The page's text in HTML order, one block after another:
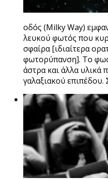
οδός (Milky Way)
λευκού φωτός που
σφαίρα [ιδιαίτερα
φωτορύπανση]. Το
άστρα και άλλα υλικά
γαλαξιακού επιπέδου.